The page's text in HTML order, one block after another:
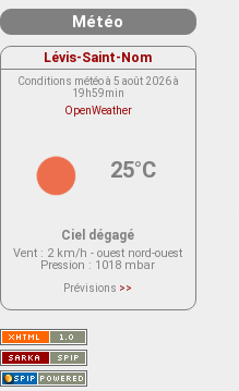
Météo
Lévis-Saint-Nom
Conditions météo à 5 août 2026 à
19h59min
OpenWeather
25°C
Ciel dégagé
Vent : 2 km/h - ouest nord-ouest
Pression : 1018 mbar
Prévisions >>
actuellement aucune prévision
Saint-Nom.
Veuillez consulter le message du
service ci-dessous.
(401 - Invalid API key. Please see
https://openweathermap.org/faq#error401